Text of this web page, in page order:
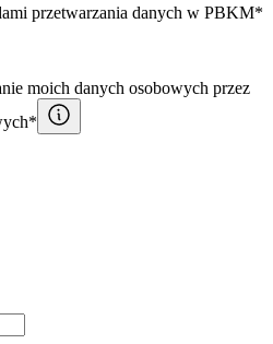
przetwarzania danych w PBKM*
moich danych osobowych przez